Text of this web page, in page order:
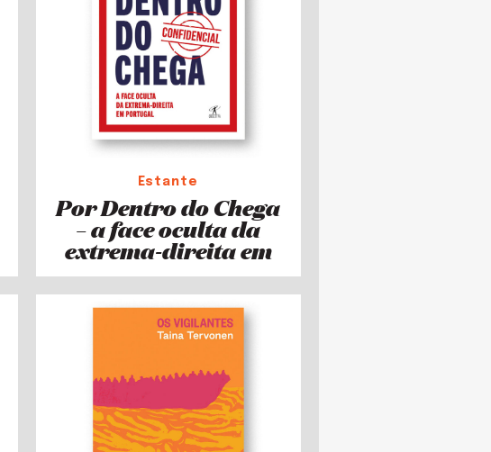
Estante
Por Dentro do Chega
– a face oculta da
extrema-direita em
Portugal